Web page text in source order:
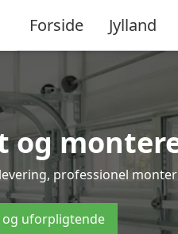
Forside Jylland
professionel
og uforpligtende